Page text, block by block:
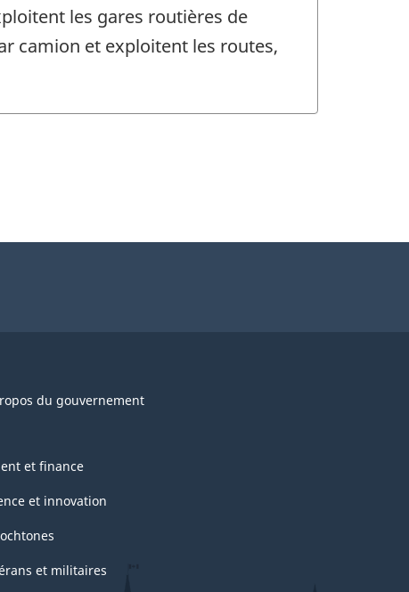
les gares routières de
camion et exploitent les routes,
du gouvernement
et finance
et innovation
et militaires